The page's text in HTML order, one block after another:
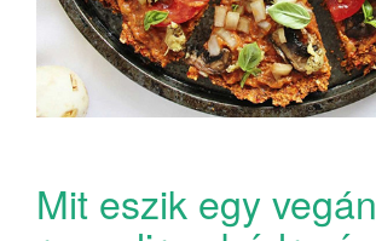
Mit eszik egy vegán